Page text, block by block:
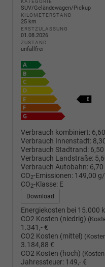
KATEGORIE
SUV/Geländewagen/Pickup
KILOMETERSTAND
25 km
ERSTZULASSUNG
01.08.2026
ZUSTAND
unfallfrei
Verbrauch kombiniert:
Verbrauch Innenstadt:
Verbrauch Stadtrand:
Verbrauch Landstraße:
Verbrauch Autobahn:
CO2-Emissionen: 149,00
CO2-Klasse: E
Download
Energiekosten bei 15.000
CO2 Kosten (niedrig)
1.341,- €
CO2 Kosten (mittel)
3.184,88 €
CO2 Kosten (hoch)
Jahressteuer: 149,- €